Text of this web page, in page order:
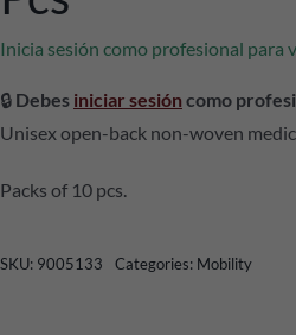
Inicia sesión como profesional para
🔒 Debes iniciar sesión como
Unisex open-back non-woven
Packs of 10 pcs.
SKU: 9005133 Categories: Mobility